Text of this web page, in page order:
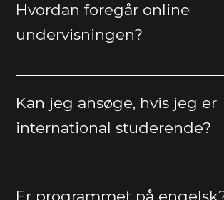
Hvordan foregår online
undervisningen?
Kan jeg ansøge, hvis jeg er
international studerende?
Er programmet på